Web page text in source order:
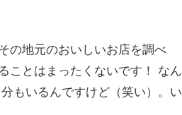
の地元のおいしいお店を調べ
ことはまったくないです！ なん
もいるんですけど（笑い）。い